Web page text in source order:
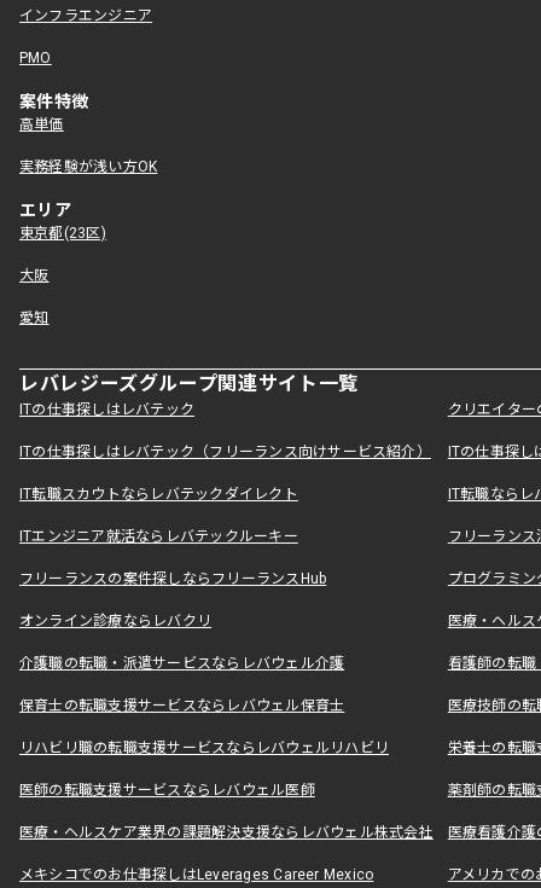
インフラエンジニア
PMO
案件特徴
高単価
実務経験が浅い方OK
エリア
東京都(23区)
大阪
愛知
レバレジーズグループ関連サイト一覧
ITの仕事探しはレバテック クリエイタ
ITの仕事探しはレバテック（フリーランス向けサービス紹介） ITの仕事探
IT転職スカウトならレバテックダイレクト IT転職なら
ITエンジニア就活ならレバテックルーキー フリーラン
フリーランスの案件探しならフリーランスHub プログラミ
オンライン診療ならレバクリ 医療・ヘル
介護職の転職・派遣サービスならレバウェル介護 看護師の転
保育士の転職支援サービスならレバウェル保育士 医療技師の
リハビリ職の転職支援サービスならレバウェルリハビリ 栄養士の転
医師の転職支援サービスならレバウェル医師 薬剤師の転
医療・ヘルスケア業界の課題解決支援ならレバウェル株式会社 医療看護介
メキシコでのお仕事探しはLeverages Career Mexico アメリカで